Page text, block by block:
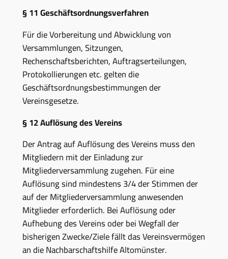
§ 11Geschäftsordnungsverfahren
Für die Vorbereitung und Abwicklung von
Versammlungen, Sitzungen,
Rechenschaftsberichten, Auftragserteilungen,
Protokollierungen etc. gelten die
Geschäftsordnungsbestimmungen der
Vereinsgesetze.
§ 12Auflösung des Vereins
Der Antrag auf Auflösung des Vereins muss den
Mitgliedern mit der Einladung zur
Mitgliederversammlung zugehen. Für eine
Auflösung sind mindestens 3/4 der Stimmen der
auf der Mitgliederversammlung anwesenden
Mitglieder erforderlich. Bei Auflösung oder
Aufhebung des Vereins oder bei Wegfall der
bisherigen Zwecke/Ziele fällt das Vereinsvermögen
an die Nachbarschaftshilfe Altomünster.